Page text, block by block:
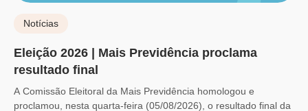
Notícias
Eleição 2026 | Mais Previdência proclama
resultado final
A Comissão Eleitoral da Mais Previdência homologou e
proclamou, nesta quarta-feira (05/08/2026), o resultado final da